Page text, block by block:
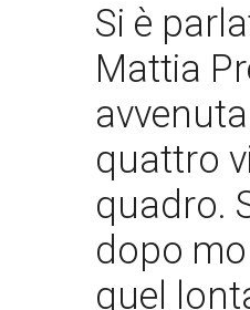
Si è
Mattia
quattro
quadro.
dopo
quel